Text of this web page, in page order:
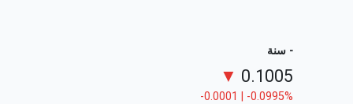
- سنة
0.1005
▼
-0.0001 | -0.0995%